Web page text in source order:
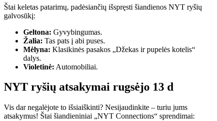
Štai keletas patarimų, padėsiančių išspręsti šiandienos NYT ryšių
galvosūkį:
Geltona: Gyvybingumas.
Žalia: Tas pats į abi puses.
Mėlyna: Klasikinės pasakos „Džekas ir pupelės kotelis“
dalys.
Violetinė: Automobiliai.
NYT ryšių atsakymai rugsėjo 13 d
Vis dar negalėjote to išsiaiškinti? Nesijaudinkite – turiu jums
atsakymus! Štai šiandieniniai „NYT Connections“ sprendimai: